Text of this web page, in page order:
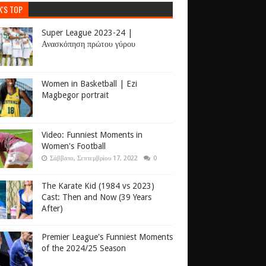
TOP
Super League 2023-24 |
Ανασκόπηση πρώτου γύρου
Women in Basketball | Ezi
Magbegor portrait
Video: Funniest Moments in
Women's Football
Σάββατο, Σεπτεμβρίου 17, 2022 0
The Karate Kid (1984 vs 2023)
Cast: Then and Now (39 Years
After)
Premier League's Funniest Moments
of the 2024/25 Season